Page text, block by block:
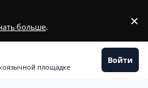
больше. ×
площадке
Войти